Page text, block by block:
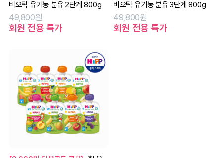
비오틱 유기농 분유 2단계 800g
49,800원
회원 전용 특가
비오틱 유기농 분유 3단계 800g
49,800원
회원 전용 특가